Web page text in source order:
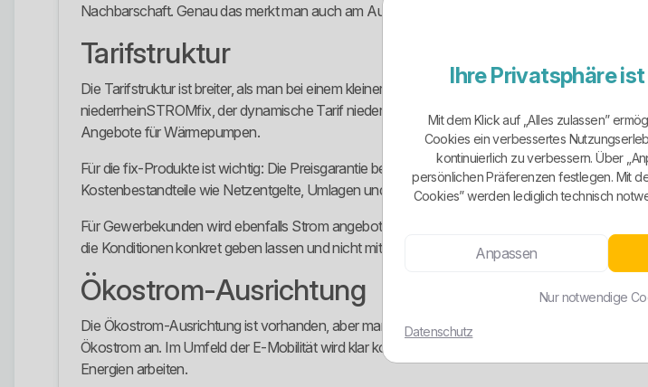
Nachbarschaft. Genau das merkt man auch am Auftritt: regionale Nähe, persönlicher Service
Tarifstruktur
Die Tarifstruktur ist breiter, als man bei einem kleineren Gemeindewerk zunächst erwarten
niederrheinSTROMfix, der dynamische Tarif niederrheinSTROMspot, zusätzliche
Angebote für Wärmepumpen.
Für die fix-Produkte ist wichtig: Die Preisgarantie bezieht sich nach den veröffentlichten
Kostenbestandteile wie Netzentgelte, Umlagen und andere nicht beeinflussbare Bestandteile
Für Gewerbekunden wird ebenfalls Strom angeboten. Dort wirkt das Modell eher
die Konditionen konkret geben lassen und nicht mit Annahmen arbeiten.
Ökostrom-Ausrichtung
Die Ökostrom-Ausrichtung ist vorhanden, aber man sollte sie nicht blind auf jeden Tarif
Ökostrom an. Im Umfeld der E-Mobilität wird klar kommuniziert, dass sowohl der
Energien arbeiten.
Ihre Privatsphäre
Mit dem Klick auf „Alles zulassen”
Cookies ein verbessertes
kontinuierlich zu verbessern. Über
persönlichen Präferenzen festlegen. Mit
Cookies” werden lediglich technisch
Anpassen
Nur notwendige
Datenschutz